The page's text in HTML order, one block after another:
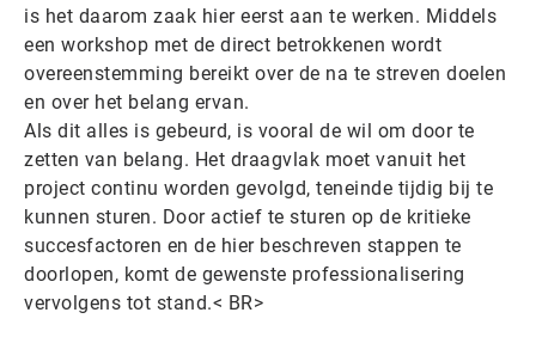
is het daarom zaak hier eerst aan te werken. Middels
een workshop met de direct betrokkenen wordt
overeenstemming bereikt over de na te streven doelen
en over het belang ervan.
Als dit alles is gebeurd, is vooral de wil om door te
zetten van belang. Het draagvlak moet vanuit het
project continu worden gevolgd, teneinde tijdig bij te
kunnen sturen. Door actief te sturen op de kritieke
succesfactoren en de hier beschreven stappen te
doorlopen, komt de gewenste professionalisering
vervolgens tot stand.< BR>